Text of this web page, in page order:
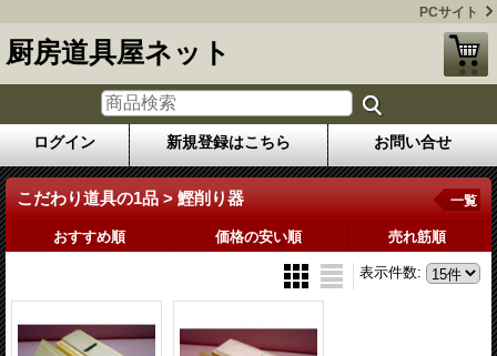
PCサイト
厨房道具屋ネット
ログイン 新規登録はこちら お問い合せ
こだわり道具の1品 > 鰹削り器 一覧
おすすめ順 価格の安い順 売れ筋順
表示件数: